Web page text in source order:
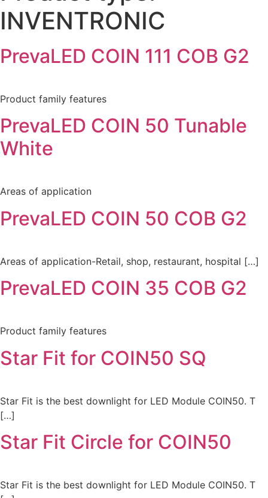
INVENTRONIC
PrevaLED COIN 111 COB G2
Product family features
PrevaLED COIN 50 Tunable
White
Areas of application
PrevaLED COIN 50 COB G2
Areas of application-Retail, shop, restaurant, hospital […]
PrevaLED COIN 35 COB G2
Product family features
Star Fit for COIN50 SQ
Star Fit is the best downlight for LED Module COIN50. T
[…]
Star Fit Circle for COIN50
Star Fit is the best downlight for LED Module COIN50. T